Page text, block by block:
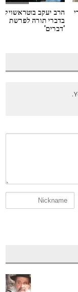
הרב יעקב בוטראשוילי
בדברי תורה לפרשת
'דברים'